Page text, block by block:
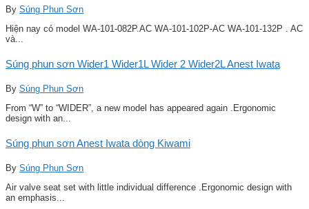
By Súng Phun Sơn
Hiện nay có model WA-101-082P.AC WA-101-102P-AC WA-101-132P . AC
và...
Súng phun sơn Wider1 Wider1L Wider 2 Wider2L Anest Iwata
By Súng Phun Sơn
From “W” to “WIDER”, a new model has appeared again .Ergonomic
design with an...
Súng phun sơn Anest Iwata dòng Kiwami
By Súng Phun Sơn
Air valve seat set with little individual difference .Ergonomic design with
an emphasis...